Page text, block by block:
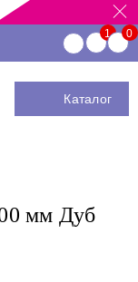
Каталог
мм Дуб